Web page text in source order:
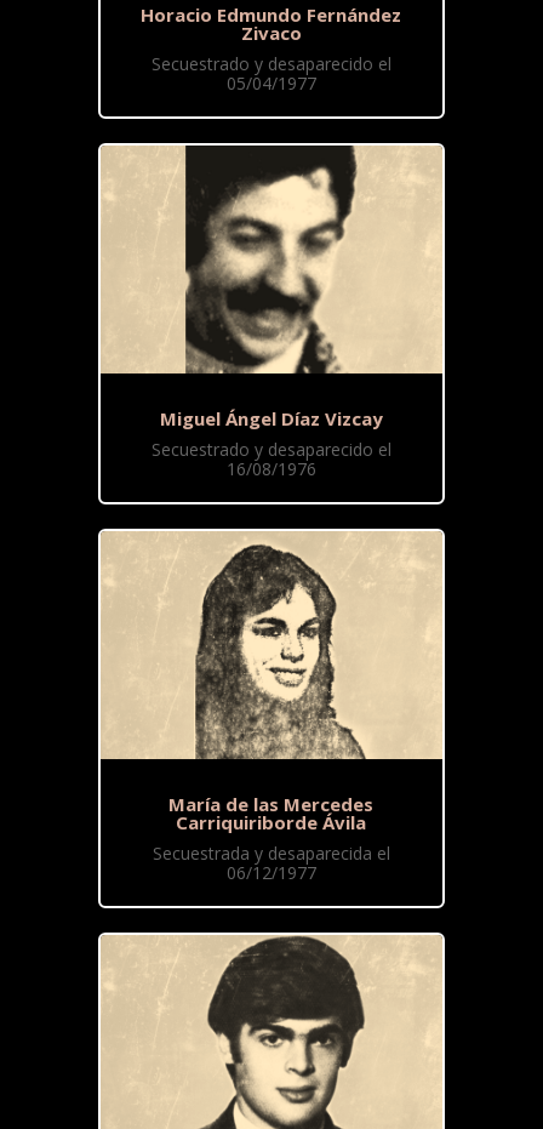
Horacio Edmundo Fernández
Zivaco
Secuestrado y desaparecido el
05/04/1977
Miguel Ángel Díaz Vizcay
Secuestrado y desaparecido el
16/08/1976
María de las Mercedes
Carriquiriborde Ávila
Secuestrada y desaparecida el
06/12/1977